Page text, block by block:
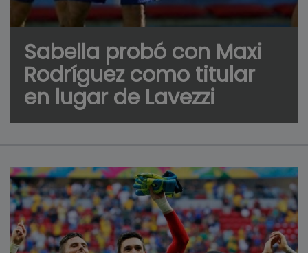
Sabella probó con Maxi
Rodríguez como titular
en lugar de Lavezzi